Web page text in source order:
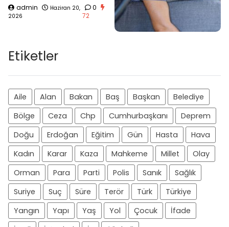
admin
Haziran 20,
2026
0
72
Etiketler
Aile Alan Bakan Baş Başkan
Belediye
Bölge
Ceza Chp Cumhurbaşkanı
Deprem
Doğu
Erdoğan Eğitim Gün Hasta
Hava
Kadın
Karar Kaza Mahkeme Millet
Olay
Orman
Para Parti Polis Sanık
Sağlık
Suriye
Suç Süre Terör Türk
Türkiye
Yangın
Yapı Yaş Yol Çocuk
İfade